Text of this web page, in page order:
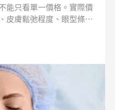
能只看單一價格。實際價
皮膚鬆弛程度、眼型條
、恢復時間、適合對象
果也可能與原本期待有所